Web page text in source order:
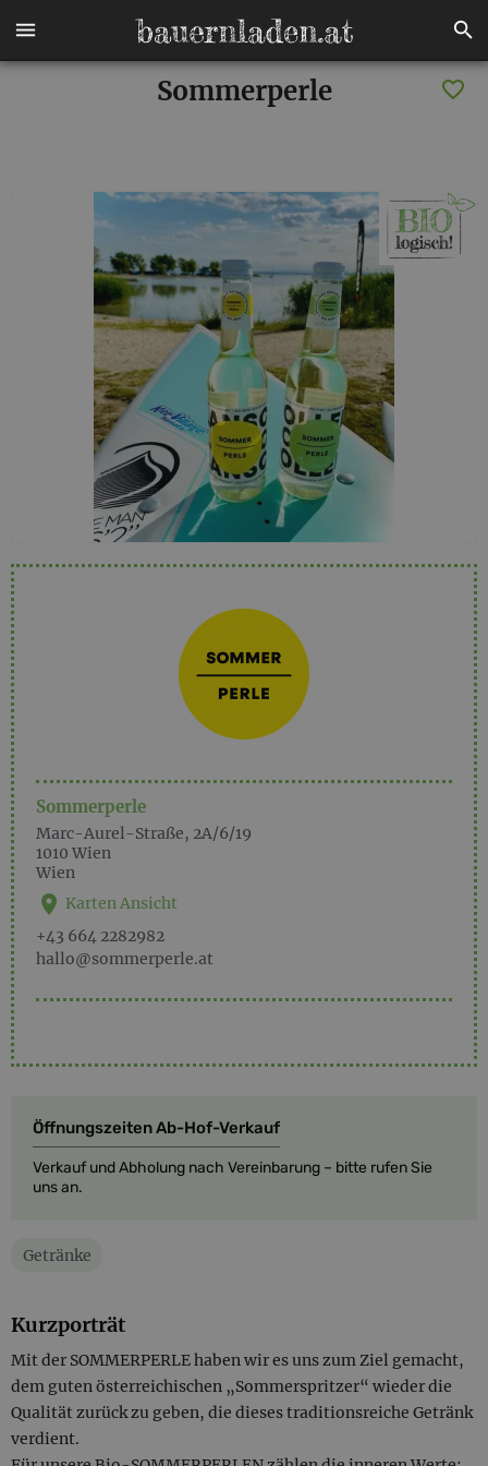
Sommerperle
Marc-Aurel-Straße, 2A/6/19
1010 Wien
Wien
Karten Ansicht
+43 664 2282982
hallo@sommerperle.at
Öffnungszeiten Ab-Hof-Verkauf
Verkauf und Abholung nach Vereinbarung – bitte rufen Sie
uns an.
Sommerperle
Getränke
Kurzporträt
Mit der SOMMERPERLE haben wir es uns zum Ziel gemacht,
dem guten österreichischen „Sommerspritzer“ wieder die
Qualität zurück zu geben, die dieses traditionsreiche Getränk
verdient.